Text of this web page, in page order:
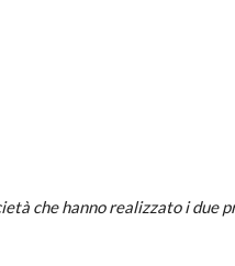
Tutela
che hanno realizzato i due